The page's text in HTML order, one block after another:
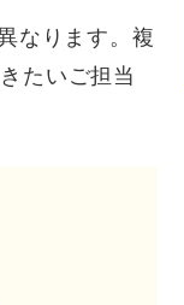
なります。複
たいご担当